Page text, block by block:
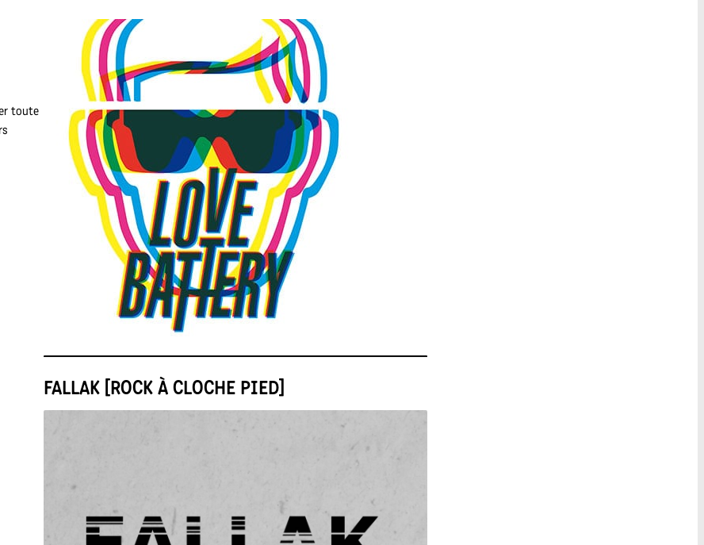
toute
FALLAK [ROCK À CLOCHE PIED]